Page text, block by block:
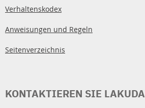
Verhaltenskodex
Anweisungen und Regeln
Seitenverzeichnis
KONTAKTIEREN SIE LAKUDA